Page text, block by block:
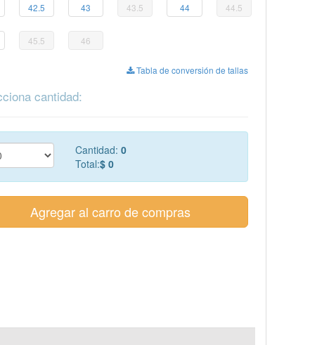
42.5 43 43.5 44 44.5
45.5 46
Tabla de conversión de tallas
cantidad:
Cantidad: 0
Total:$ 0
Agregar al carro de compras